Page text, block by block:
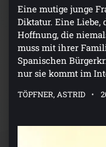
Eine mutige junge
Diktatur. Eine
Hoffnung, die
muss mit ihrer
Spanischen
nur sie kommt im
TÖPFNER, ASTRID